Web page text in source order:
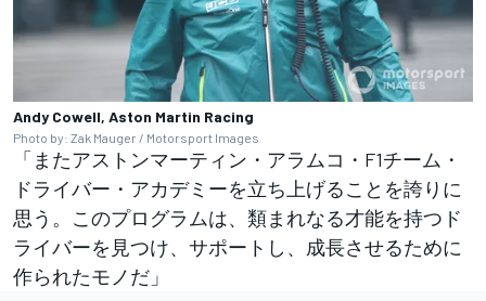
Andy Cowell, Aston Martin Racing
Photo by: Zak Mauger / Motorsport Images
「またアストンマーティン・アラムコ・F1チーム・
ドライバー・アカデミーを立ち上げることを誇りに
思う。このプログラムは、類まれなる才能を持つド
ライバーを見つけ、サポートし、成長させるために
作られたモノだ」